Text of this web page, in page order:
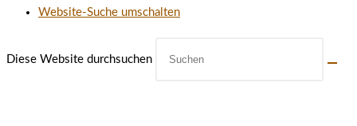
Website-Suche umschalten
Diese Website durchsuchen